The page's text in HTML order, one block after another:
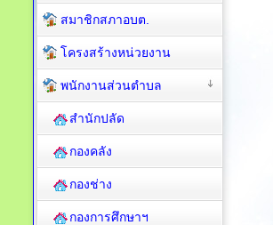
สมาชิกสภาอบต.
โครงสร้างหน่วยงาน
พนักงานส่วนตำบล
สำนักปลัด
กองคลัง
กองช่าง
กองการศึกษาฯ